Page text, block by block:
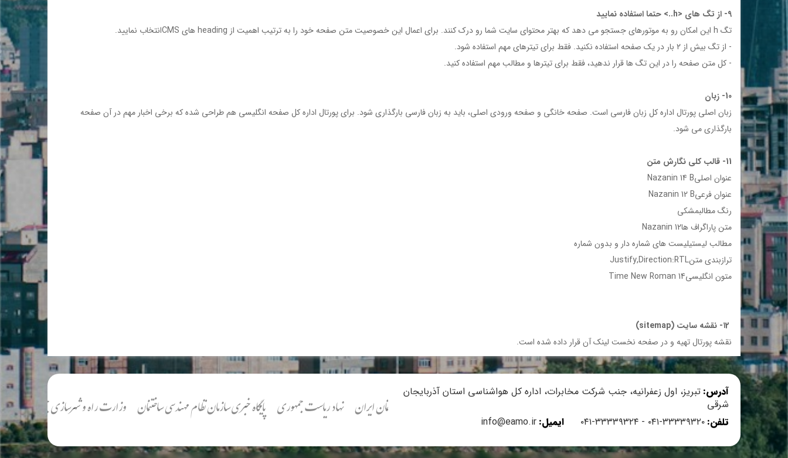
9- از تگ هاي <h..> حتما استفاده نماييد
تگ h اين امكان رو به موتورهاي جستجو مي دهد كه بهتر محتواي سايت شما رو درك كنند. براي اعمال اين خصوصيت متن صفحه خود را به ترتيب اهميت از heading هاي CMSانتخاب نماييد.
- از تگ بيش از ۲ بار در يك صفحه استفاده نكنيد. فقط براي تيترهاي مهم استفاده شود.
- كل متن صفحه را در اين تگ ها قرار ندهيد، فقط براي تيترها و مطالب مهم استفاده كنيد.
10- زبان
زبان اصلي پورتال اداره کل زبان فارسي است. صفحه خانگي و صفحه ورودي اصلي، بايد به زبان فارسي بارگذاري شود. براي پورتال اداره کل صفحه انگليسي هم طراحي شده كه برخي اخبار مهم در آن صفحه
بارگذاري مي شود.
11- قالب كلي نگارش متن
عنوان اصليNazanin 14 B
عنوان فرعيNazanin 12 B
رنگ مطالبمشكي
متن پاراگراف هاNazanin 12
مطالب ليستيليست هاي شماره دار و بدون شماره
ترازبندي متنJustify,Direction:RTL
متون انگليسيTime New Roman 14
نقشه پورتال تهيه و در صفحه نخست لينك آن قرار داده شده است.
آدرس: تبریز، اول زعفرانیه، جنب شرکت مخابرات، اداره کل هواشناسی استان آذربایجان
شرقی
تلفن: ۳۳۳۳۹۳۲۰-۰۴۱ - ۳۳۳۳۹۳۲۴-۰۴۱ ایمیل: info@eamo.ir وزارت راه و شهرسازی جمهوری اسلامی ایران پایگاه خبری سازمان نظام مهندسی ساختنمان نهاد ریاست جمهوری دفتر تدوین مقررات ملی ساختمان ایران سامانه ارتباط با مردم (معاونت هماهنگی امور عمرانی استانداری) مقام معظم رهبری